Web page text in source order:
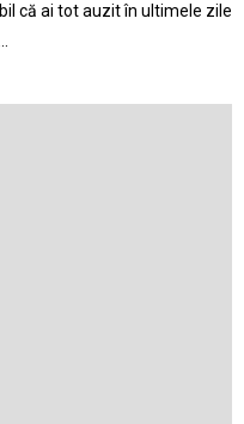
că ai tot auzit în ultimele zile